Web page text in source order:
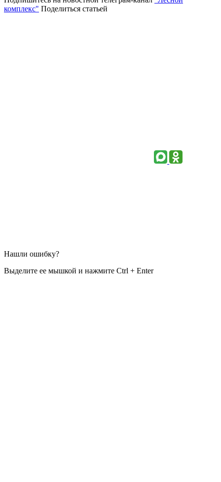
комплекс" Поделиться статьей
Нашли ошибку?
Выделите ее мышкой и нажмите Ctrl + Enter